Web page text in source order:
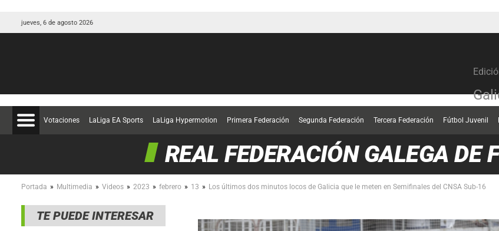
jueves, 6 de agosto 2026
Votaciones LaLiga EA Sports LaLiga Hypermotion Primera Federación Segunda Federación Tercera Federación Fútbol Juvenil
REAL FEDERACIÓN GALEGA DE
Portada » Multimedia » Videos » 2023 » febrero » 13 » Los últimos dos minutos locos de Galicia que le meten en Semifinales del CNSA Sub-16
TE PUEDE INTERESAR